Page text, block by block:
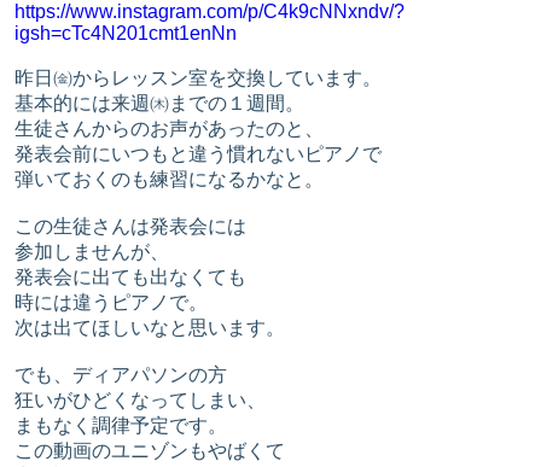
https://www.instagram.com/p/C4k9cNNxndv/?
igsh=cTc4N201cmt1enNn
昨日㈮からレッスン室を交換しています。
基本的には来週㈭までの１週間。
生徒さんからのお声があったのと、
発表会前にいつもと違う慣れないピアノで
弾いておくのも練習になるかなと。
この生徒さんは発表会には
参加しませんが、
発表会に出ても出なくても
時には違うピアノで。
次は出てほしいなと思います。
でも、ディアパソンの方
狂いがひどくなってしまい、
まもなく調律予定です。
この動画のユニゾンもやばくて